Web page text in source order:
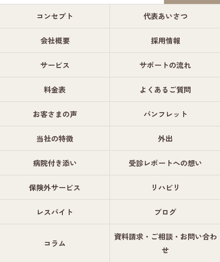
コンセプト 代表あいさつ
会社概要 採用情報
サービス サポートの流れ
料金表 よくあるご質問
お客さまの声 パンフレット
当社の特徴 外出
病院付き添い 受診レポートへの想い
保険外サービス リハビリ
レスパイト ブログ
コラム
資料請求・ご相談・お問い合わ
せ